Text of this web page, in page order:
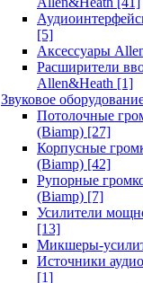
[5]
Аксессуары
Расширители
Allen&Heath [1]
Звуковое
Потолочные
(Biamp) [27]
Корпусные
(Biamp) [42]
Рупорные
(Biamp) [7]
Усилители
[13]
Микшеры-
Источники
[1]